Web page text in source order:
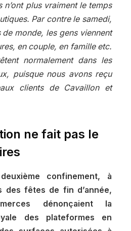
plus vraiment le temps
Par contre le samedi,
monde, les gens viennent
en couple, en famille etc.
normalement dans les
puisque nous avons reçu
clients de Cavaillon et
ne fait pas le
deuxième confinement, à
des fêtes de fin d’année,
dénonçaient la
des plateformes en